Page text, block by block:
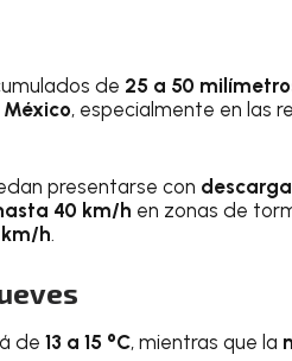
de 25 a 50
, especialmente en las
presentarse con
40 km/h en zonas de
km/h.
de 13 a 15 °C, mientras que la